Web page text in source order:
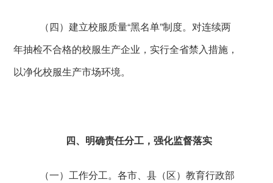
（四）建立校服质量“黑名单”制度。对连续两
年抽检不合格的校服生产企业，实行全省禁入措施，
以净化校服生产市场环境。
四、明确责任分工，强化监督落实
（一）工作分工。各市、县（区）教育行政部